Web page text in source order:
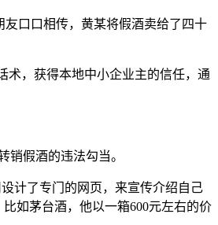
友口口相传，黄某将假酒卖给了四十
术，获得本地中小企业主的信任，通
假酒的违法勾当。
计了专门的网页，来宣传介绍自己
如茅台酒，他以一箱600元左右的价